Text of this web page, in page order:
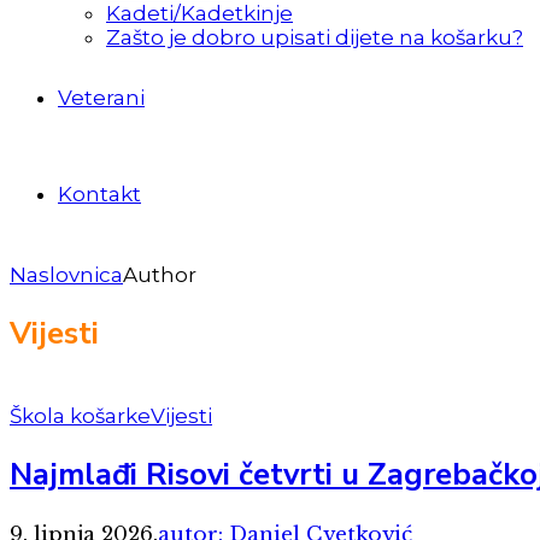
Kadeti/Kadetkinje
Zašto je dobro upisati dijete na košarku?
Veterani
Kontakt
NaslovnicaAuthor
Vijesti
Škola košarkeVijesti
Najmlađi Risovi četvrti u
9. lipnja 2026.autor: Daniel Cvetković